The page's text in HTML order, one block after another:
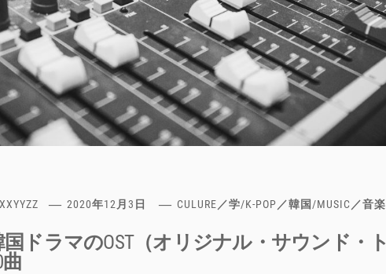
XXYYZZ 2020年12月3日 CULURE／学/K-POP／韓国/MUSIC／音楽
ドラマのOST（オリジナル・サウンド・ト